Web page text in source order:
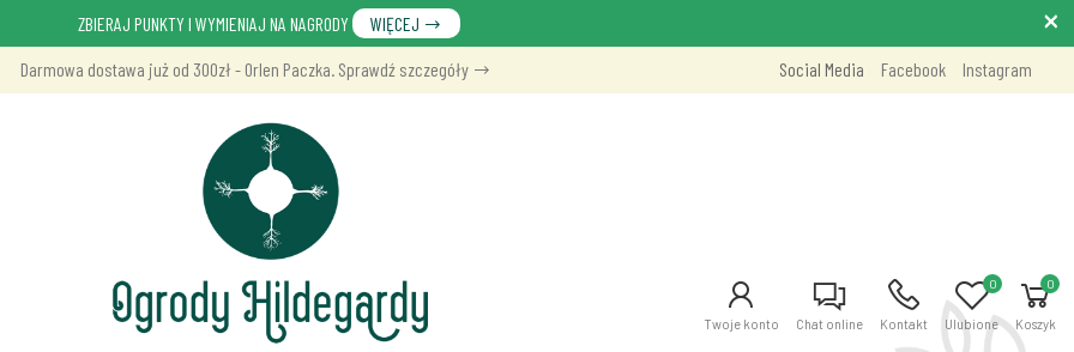
ZBIERAJ PUNKTY I WYMIENIAJ NA NAGRODY
WIĘCEJ
Darmowa dostawa już od 300zł - Orlen Paczka. Sprawdź szczegóły
Social Media Facebook Instagram
Twoje konto Chat online Kontakt Ulubione
0 0
Koszyk